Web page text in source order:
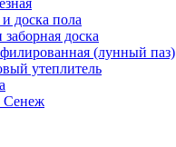
доска пола
доска
(лунный паз)
утеплитель
Сенеж